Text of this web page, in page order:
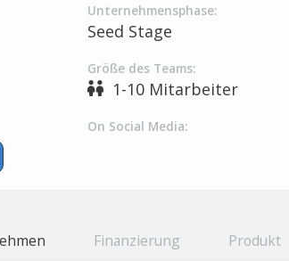
Unternehmensphase:
Seed Stage
Größe des Teams:
1-10 Mitarbeiter
On Social Media:
Finanzierung Produkt